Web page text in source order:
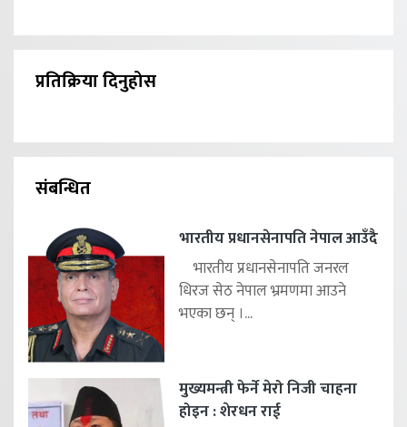
प्रतिक्रिया दिनुहोस
संबन्धित
भारतीय प्रधानसेनापति नेपाल आउँदै
भारतीय प्रधानसेनापति जनरल
धिरज सेठ नेपाल भ्रमणमा आउने
भएका छन् ।...
मुख्यमन्त्री फेर्ने मेरो निजी चाहना
होइन : शेरधन राई